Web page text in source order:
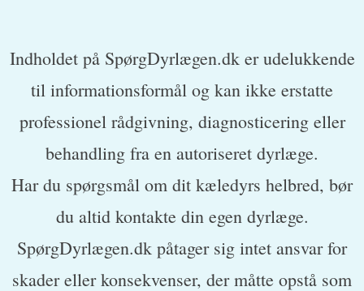
Indholdet på SpørgDyrlægen.dk er udelukkende
til informationsformål og kan ikke erstatte
professionel rådgivning, diagnosticering eller
behandling fra en autoriseret dyrlæge.
Har du spørgsmål om dit kæledyrs helbred, bør
du altid kontakte din egen dyrlæge.
SpørgDyrlægen.dk påtager sig intet ansvar for
skader eller konsekvenser, der måtte opstå som